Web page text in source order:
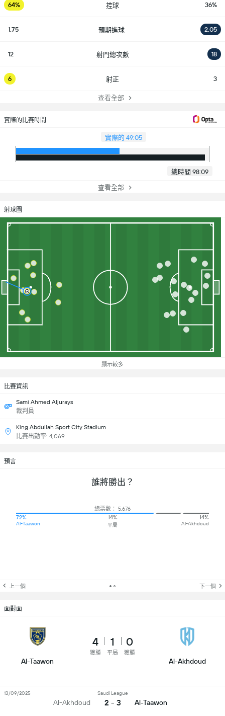
64% 控球 36%
1.75 預期進球 2.05
12 射門總次數 18
6 射正 3
查看全部
實際的比賽時間
實際的 49:05
總時間 98:09
查看全部
射球圖
顯示較多
比賽資訊
Sami Ahmed Aljurays
裁判員
King Abdullah Sport City Stadium
比賽出勤率: 4,069
預言
誰將勝出？
總票數： 5,676
72%
Al-Taawon
14%
平局
14%
Al-Akhdoud
上一個 下一個
面對面
Al-Taawon
4
獲勝
1
平局
0
獲勝
Al-Akhdoud
Al-Akhdoud
Saudi League
2 - 3 Al-Taawon
13/09/2025